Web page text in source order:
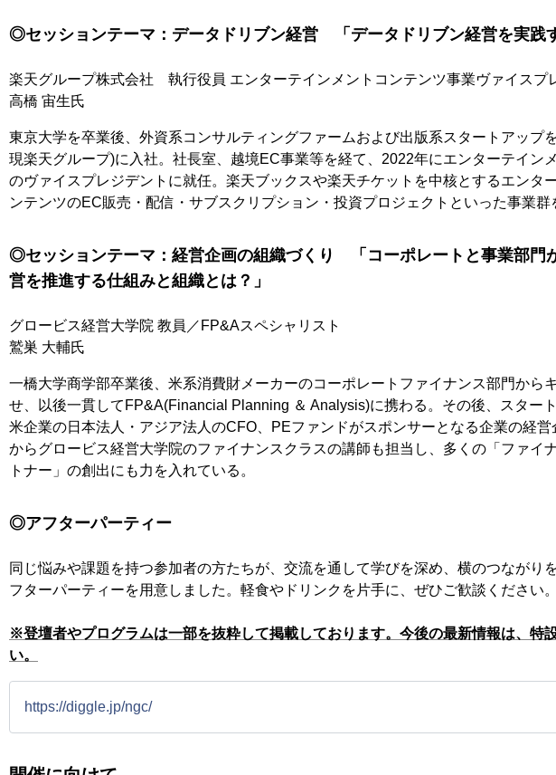
◎セッションテーマ：データドリブン経営 「データドリブン経営を実践
楽天グループ株式会社 執行役員 エンターテインメントコンテンツ事業ヴァイスプ
高橋 宙生氏
東京大学を卒業後、外資系コンサルティングファームおよび出版系スタートアップ
現楽天グループ)に入社。社長室、越境EC事業等を経て、2022年にエンターテイン
のヴァイスプレジデントに就任。楽天ブックスや楽天チケットを中核とするエンタ
ンテンツのEC販売・配信・サブスクリプション・投資プロジェクトといった事業群
◎セッションテーマ：経営企画の組織づくり 「コーポレートと事業部門
営を推進する仕組みと組織とは？」
グロービス経営大学院 教員／FP&Aスペシャリスト
鷲巣 大輔氏
一橋大学商学部卒業後、米系消費財メーカーのコーポレートファイナンス部門から
せ、以後一貫してFP&A(Financial Planning ＆ Analysis)に携わる。その後、スター
米企業の日本法人・アジア法人のCFO、PEファンドがスポンサーとなる企業の経
からグロービス経営大学院のファイナンスクラスの講師も担当し、多くの「ファイ
トナー」の創出にも力を入れている。
◎アフターパーティー
同じ悩みや課題を持つ参加者の方たちが、交流を通して学びを深め、横のつながり
フターパーティーを用意しました。軽食やドリンクを片手に、ぜひご歓談ください。
※登壇者やプログラムは一部を抜粋して掲載しております。今後の最新情報は、特
い。
https://diggle.jp/ngc/